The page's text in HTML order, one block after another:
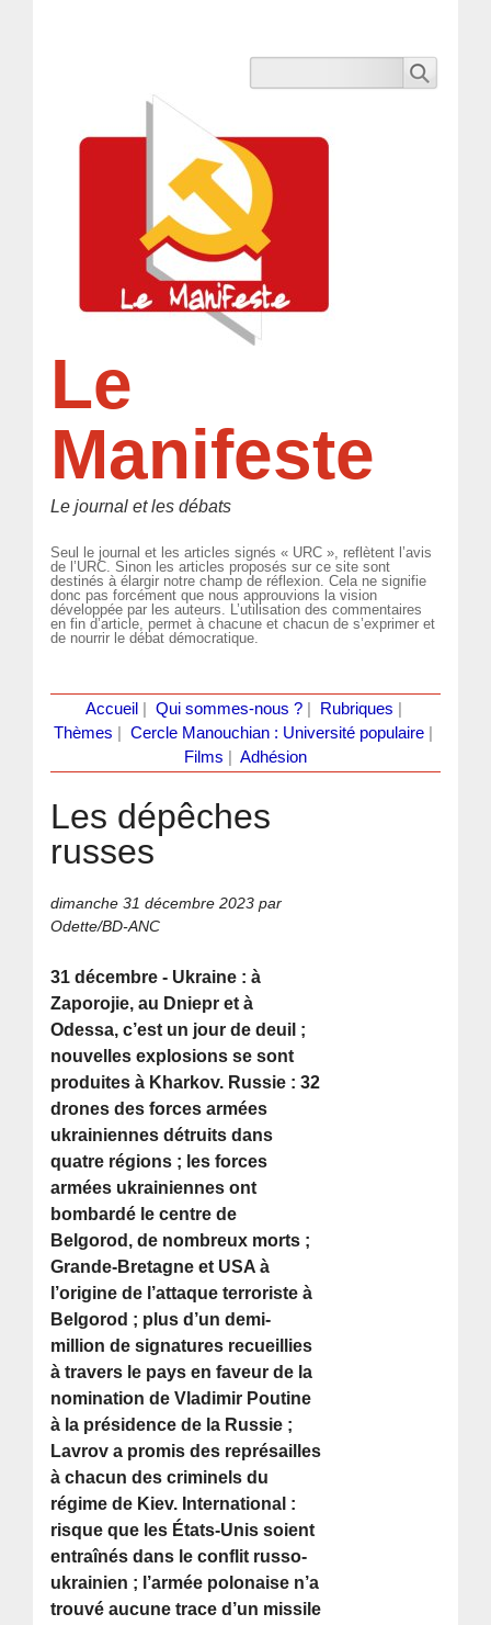
Le
Manifeste
Le journal et les débats
Seul le journal et les articles signés « URC », reflètent l’avis
de l’URC. Sinon les articles proposés sur ce site sont
destinés à élargir notre champ de réflexion. Cela ne signifie
donc pas forcément que nous approuvions la vision
développée par les auteurs. L’utilisation des commentaires
en fin d’article, permet à chacune et chacun de s’exprimer et
de nourrir le débat démocratique.
Accueil Qui sommes-nous ?| Rubriques
Thèmes
Cercle Manouchian : Université populaire
Films
Adhésion
Les dépêches
russes
dimanche 31 décembre 2023 par
Odette/BD-ANC
31 décembre - Ukraine : à
Zaporojie, au Dniepr et à
Odessa, c’est un jour de deuil ;
nouvelles explosions se sont
produites à Kharkov. Russie : 32
drones des forces armées
ukrainiennes détruits dans
quatre régions ; les forces
armées ukrainiennes ont
bombardé le centre de
Belgorod, de nombreux morts ;
Grande-Bretagne et USA à
l’origine de l’attaque terroriste à
Belgorod ; plus d’un demi-
million de signatures recueillies
à travers le pays en faveur de la
nomination de Vladimir Poutine
à la présidence de la Russie ;
Lavrov a promis des représailles
à chacun des criminels du
régime de Kiev. International :
risque que les États-Unis soient
entraînés dans le conflit russo-
ukrainien ; l’armée polonaise n’a
trouvé aucune trace d’un missile